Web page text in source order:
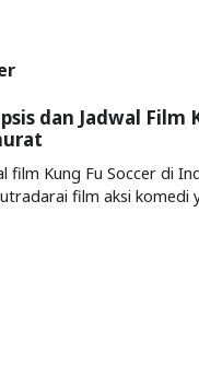
dan Jadwal Film
film Kung Fu Soccer di
film aksi komedi